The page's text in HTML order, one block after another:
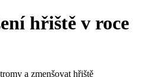
hřiště v roce
a zmenšovat hřiště